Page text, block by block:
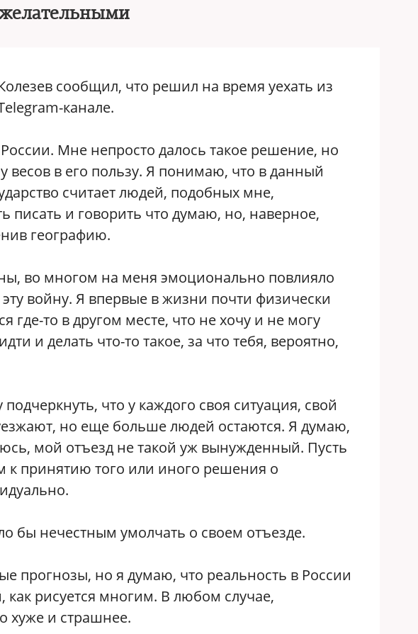
сообщил, что решил на время уехать из
канале.
Мне непросто далось такое решение, но
весов в его пользу. Я понимаю, что в данный
считает людей, подобных мне,
писать и говорить что думаю, но, наверное,
географию.
во многом на меня эмоционально повлияло
войну. Я впервые в жизни почти физически
где-то в другом месте, что не хочу и не могу
и делать что-то такое, за что тебя, вероятно,
что у каждого своя ситуация, свой
но еще больше людей остаются. Я думаю,
мой отъезд не такой уж вынужденный. Пусть
к принятию того или иного решения о
бы нечестным умолчать о своем отъезде.
прогнозы, но я думаю, что реальность в России
как рисуется многим. В любом случае,
хуже и страшнее.